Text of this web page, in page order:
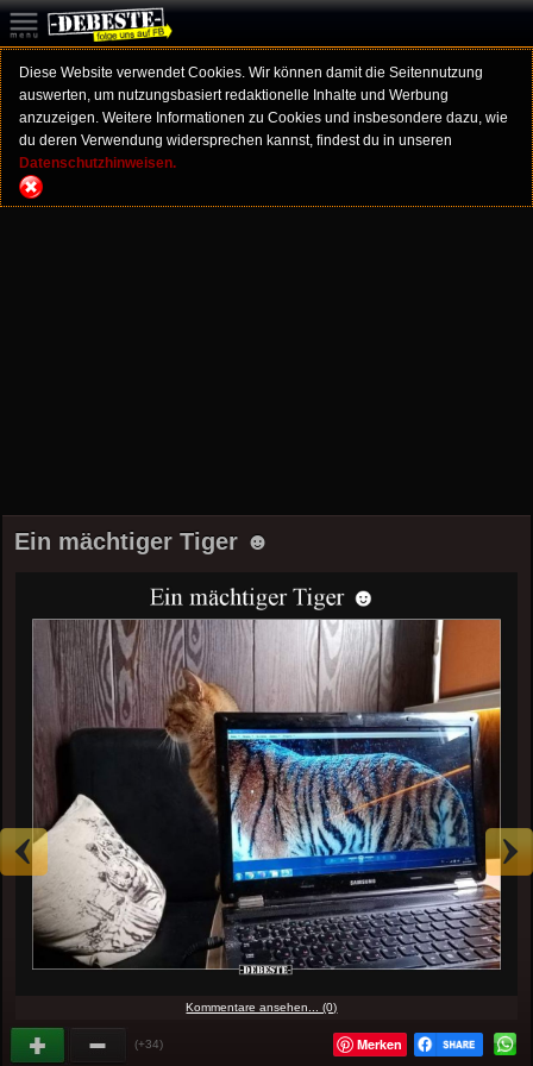
Diese Website verwendet Cookies. Wir können damit die Seitennutzung
auswerten, um nutzungsbasiert redaktionelle Inhalte und Werbung
anzuzeigen. Weitere Informationen zu Cookies und insbesondere dazu, wie
du deren Verwendung widersprechen kannst, findest du in unseren
Datenschutzhinweisen.
Ein mächtiger Tiger ☻
Kommentare ansehen... (0)
(+34) Merken